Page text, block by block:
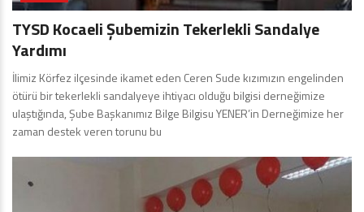
TYSD Kocaeli Şubemizin Tekerlekli Sandalye
Yardımı
İlimiz Körfez ilçesinde ikamet eden Ceren Sude kızımızın engelinden
ötürü bir tekerlekli sandalyeye ihtiyacı olduğu bilgisi derneğimize
ulaştığında, Şube Başkanımız Bilge Bilgisu YENER’in Derneğimize her
zaman destek veren torunu bu